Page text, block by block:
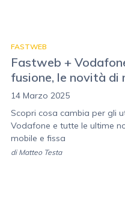
FASTWEB
Fastweb +
fusione, le novità di
14 Marzo 2025
Scopri cosa cambia per gli
Vodafone e tutte le ultime
mobile e fissa
di Matteo Testa